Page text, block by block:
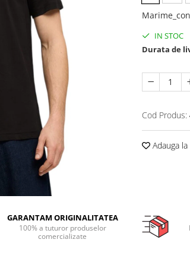
IN STOC
Durata de
Cod Produs:
Adauga
GARANTAM ORIGINALITATEA
100% a tuturor produselor
comercializate